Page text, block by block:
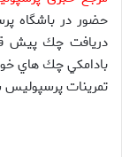
حضور در باشگاه
دريافت چك پيش
بادامكي چك هاي
تمرينات